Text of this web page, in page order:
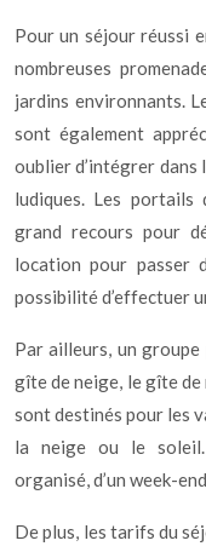
Pour un séjour réussi
nombreuses
jardins environnants.
sont également
oublier d’intégrer
ludiques. Les portails
grand recours pour
location pour passer
possibilité d’effectuer
Par ailleurs, un
gîte de neige, le gîte
sont destinés pour les
la neige ou le soleil.
organisé, d’un week-
De plus, les tarifs du